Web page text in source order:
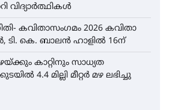
വിദ്യാർത്ഥികൾ
കവിതാസംഗമം 2026 കവിതാ
ടി. കെ. ബാലൻ ഹാളിൽ 16ന്
കാറ്റിനും സാധ്യത
4.4 മില്ലി മീറ്റർ മഴ ലഭിച്ചു